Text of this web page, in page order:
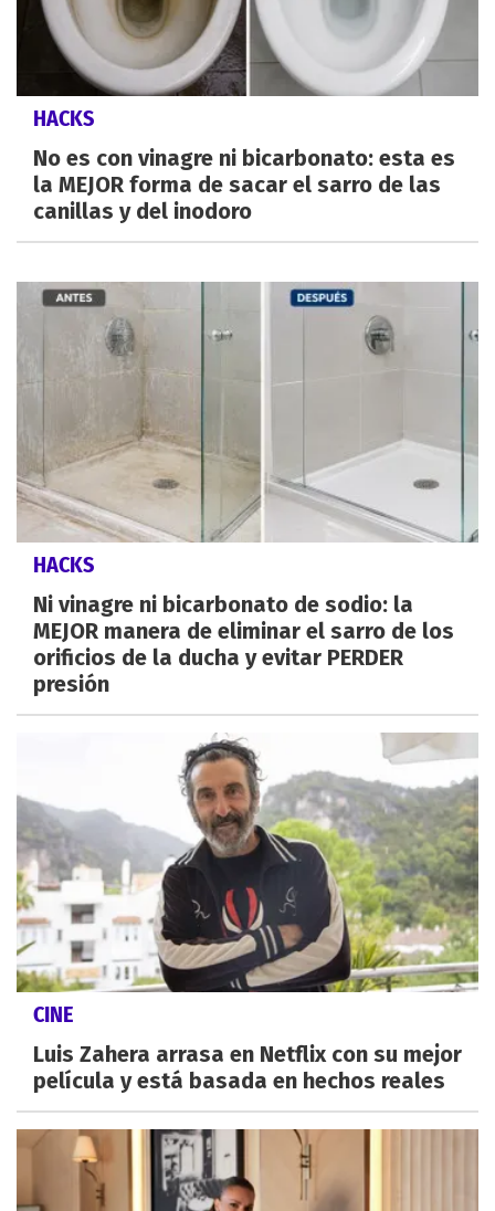
HACKS
No es con vinagre ni bicarbonato: esta es
la MEJOR forma de sacar el sarro de las
canillas y del inodoro
HACKS
Ni vinagre ni bicarbonato de sodio: la
MEJOR manera de eliminar el sarro de los
orificios de la ducha y evitar PERDER
presión
CINE
Luis Zahera arrasa en Netflix con su mejor
película y está basada en hechos reales